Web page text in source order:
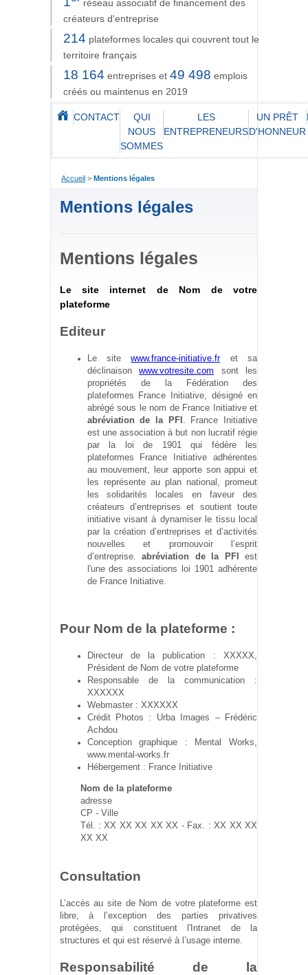
réseau associatif de financement des
créateurs d'entreprise
214 plateformes locales qui couvrent tout le
territoire français
18 164 entreprises et 49 498 emplois
créés ou maintenus en 2019
CONTACT
QUI
NOUS
SOMMES
LES
ENTREPRENEURS
UN PRÊT
D'HONNEUR
Accueil > Mentions légales
Mentions légales
Mentions légales
Le site internet de Nom de votre
plateforme
Editeur
Le sitewww.france-initiative.fret sa
déclinaisonwww.votresite.com sont les
propriétés de la Fédération des
plateformes France Initiative, désigné en
abrégé sous le nom de France Initiative et
abréviation de la PFI . France Initiative
est une association à but non lucratif régie
par la loi de 1901 qui fédère les
plateformes France Initiative adhérentes
au mouvement, leur apporte son appui et
les représente au plan national, promeut
les solidarités locales en faveur des
créateurs d’entreprises et soutient toute
initiative visant à dynamiser le tissu local
par la création d’entreprises et d’activités
nouvelles et promouvoir l’esprit
d’entreprise.abréviation de la PFI
est
l'une des associations loi 1901 adhérente
de France Initiative.
Pour Nom de la plateforme :
Directeur de la publication : XXXXX,
Président de Nom de votre plateforme
Responsable de la communication :
XXXXXX
Webmaster : XXXXXX
Crédit Photos : Urba Images – Frédéric
Achdou
Conception graphique : Mental Works,
www.mental-works.fr
Hébergement : France Initiative
Nom de la plateforme
adresse
CP - Ville
Tél. : XX XX XX XX XX - Fax. : XX XX XX
XX XX
Consultation
L’accès au site de Nom de votre plateforme est
libre, à l’exception des parties privatives
protégées, qui constituent l'Intranet de la
structures et qui est réservé à l’usage interne.
Responsabilité de la